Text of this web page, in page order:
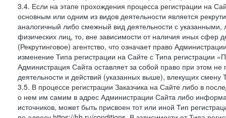
3.4. Если на этапе прохождения процесса регистрации на
основным или одним из видов деятельности является
аналогичный либо смежный вид деятельности с
физических лиц, то, вне зависимости от наличия иных сфер
(Рекрутинговое) агентство, что означает право
изменение Типа регистрации на Сайте с Типа регистрации
Администрация Сайта оставляет за собой право при этом не
деятельности и действий (указанных выше), влекущих смену
3.5. В процессе регистрации Заказчика на Сайте либо в
о нем им самим в адрес Администрации Сайта либо
источников, может быть присвоен тот или иной Тип